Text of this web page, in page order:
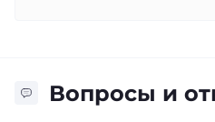
Вопросы и